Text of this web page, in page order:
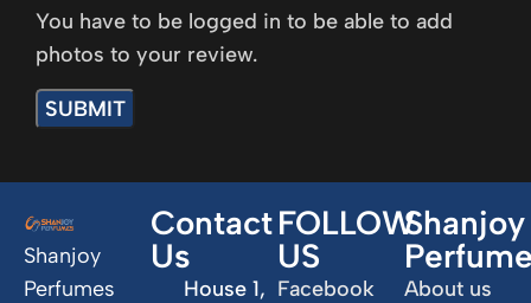
You have to be logged in to be able to add
photos to your review.
Shanjoy
Perfumes
Contact
Us
House 1,
FOLLOW
US
Facebook
Shanjoy
About us